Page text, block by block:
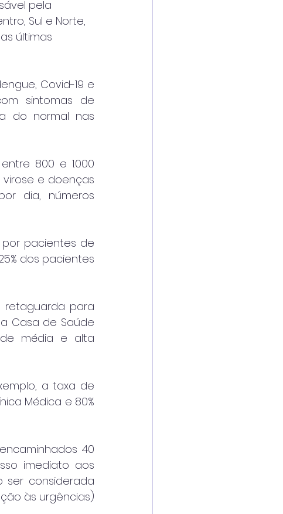
pela
Sul e Norte,
últimas
Covid-19 e
sintomas de
do normal nas
800 e 1.000
e doenças
dia, números
pacientes de
dos pacientes
retaguarda para
Casa de Saúde
média e alta
a taxa de
Médica e 80%
40
imediato aos
ser considerada
às urgências)